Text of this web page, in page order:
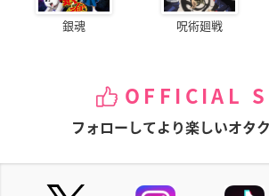
銀魂 呪術廻戦
OFFICIAL
フォローしてより楽しいオタ